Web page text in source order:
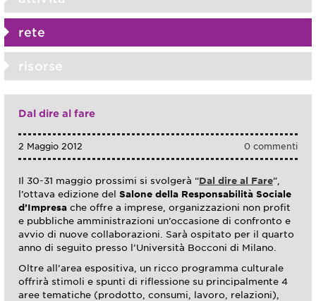
rete
risorse
Dal dire al fare
0 commenti
2 Maggio 2012
Il 30-31 maggio prossimi si svolgerà “Dal dire al Fare”,
l’ottava edizione del Salone della Responsabilità Sociale
d’Impresa che offre a imprese, organizzazioni non profit
e pubbliche amministrazioni un’occasione di confronto e
avvio di nuove collaborazioni. Sarà ospitato per il quarto
anno di seguito presso l’Università Bocconi di Milano.
Oltre all’area espositiva, un ricco programma culturale
offrirà stimoli e spunti di riflessione su principalmente 4
aree tematiche (prodotto, consumi, lavoro, relazioni),